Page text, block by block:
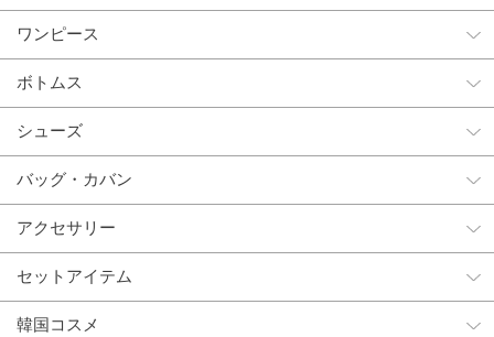
ワンピース
ボトムス
シューズ
バッグ・カバン
アクセサリー
セットアイテム
韓国コスメ